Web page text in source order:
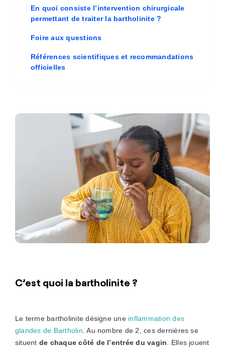
En quoi consiste l’intervention chirurgicale
permettant de traiter la bartholinite ?
Foire aux questions
Références scientifiques et recommandations
officielles
C’est quoi la bartholinite ?
Le terme bartholinite désigne une inflammation des
glandes de Bartholin . Au nombre de 2, ces dernières se
situent de chaque côté de l’entrée du vagin . Elles jouent